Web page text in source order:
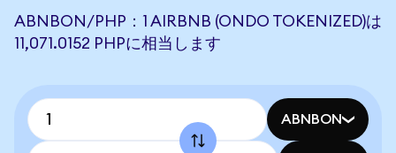
ABNBON/PHP：1 AIRBNB (ONDO TOKENIZED)は
11,071.0152 PHPに相当します
ABNBON